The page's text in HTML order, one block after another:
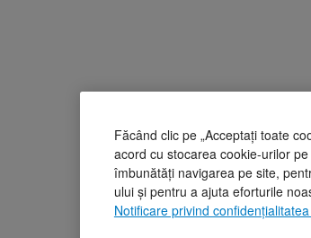
Făcând clic pe „Acceptați toate
acord cu stocarea cookie-urilor
îmbunătăți navigarea pe site,
ului și pentru a ajuta eforturile
Notificare privind